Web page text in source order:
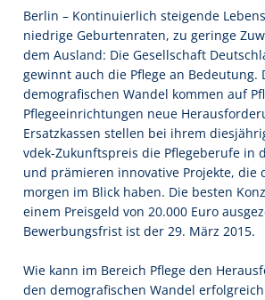
Berlin – Kontinuierlich steigende
niedrige Geburtenraten, zu geringe
dem Ausland: Die Gesellschaft
gewinnt auch die Pflege an Bedeutung.
demografischen Wandel kommen auf
Pflegeeinrichtungen neue
Ersatzkassen stellen bei ihrem
vdek-Zukunftspreis die Pflegeberufe in
und prämieren innovative Projekte, die
morgen im Blick haben. Die besten
einem Preisgeld von 20.000 Euro
Bewerbungsfrist ist der 29. März 2015.
Wie kann im Bereich Pflege den
den demografischen Wandel